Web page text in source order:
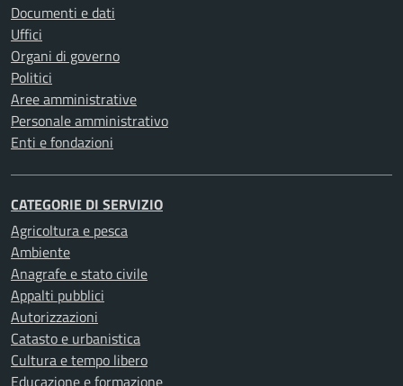
Documenti e dati
Uffici
Organi di governo
Politici
Aree amministrative
Personale amministrativo
Enti e fondazioni
CATEGORIE DI SERVIZIO
Agricoltura e pesca
Ambiente
Anagrafe e stato civile
Appalti pubblici
Autorizzazioni
Catasto e urbanistica
Cultura e tempo libero
Educazione e formazione